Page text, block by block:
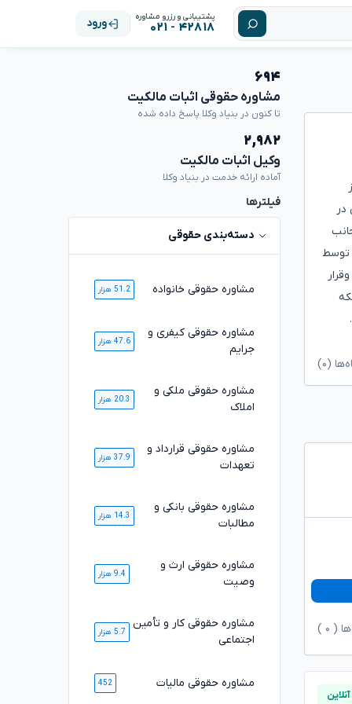
پشتیبانی و رزرو مشاوره
۴۲۸۱۸ - ۰۲۱ ورود
در
توسط
(۰)
( ۰
۶۹۴
مشاوره حقوقی اثبات مالکیت
تا کنون در بنیاد وکلا پاسخ داده شده
۲,۹۸۲
وکیل اثبات مالکیت
آماده ارائه خدمت در بنیاد وکلا
فیلترها
دسته‌بندی حقوقی
مشاوره حقوقی خانواده 51.2 هزار
مشاوره حقوقی کیفری و
جرایم
47.6 هزار
مشاوره حقوقی ملکی و
املاک
20.3 هزار
مشاوره حقوقی قرارداد و
تعهدات
37.9 هزار
مشاوره حقوقی بانکی و
مطالبات
14.3 هزار
مشاوره حقوقی ارث و
وصیت
9.4 هزار
مشاوره حقوقی کار و تأمین
اجتماعی
5.7 هزار
مشاوره حقوقی مالیات 452